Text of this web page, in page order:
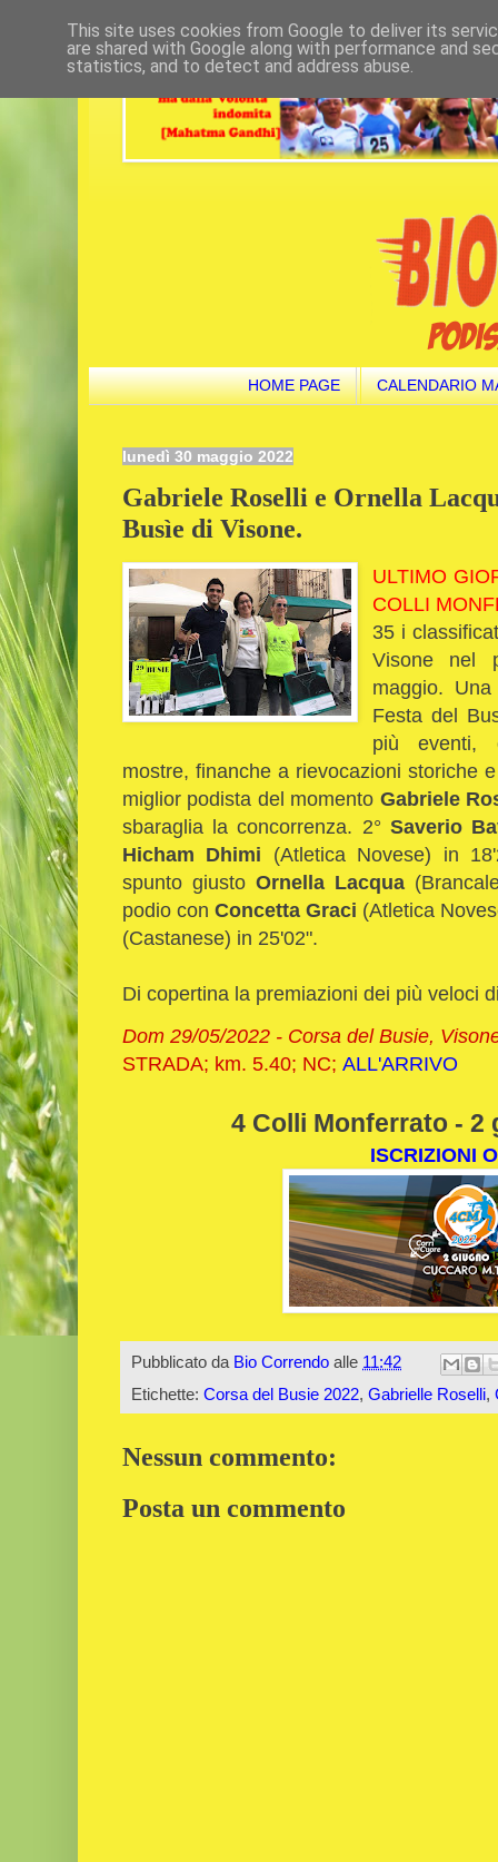
HOME PAGE CALENDARIO
lunedì 30 maggio 2022
Gabriele Roselli e Ornella
Busìe di Visone.
ULTIMO
COLLI
35 i
Visone nel
maggio.
Festa del
più eventi,
mostre, finanche a rievocazioni storiche
miglior podista del momento Gabriele
sbaraglia la concorrenza. 2° Saverio
Hicham Dhimi (Atletica Novese) in
spunto giusto Ornella Lacqua
podio con Concetta Graci (Atletica
(Castanese) in 25'02".
Di copertina la premiazioni dei più veloci
Dom 29/05/2022 - Corsa del Busie,
STRADA; km. 5.40; NC; ALL'ARRIVO
4 Colli Monferrato - 2
ISCRIZIONI
Pubblicato da Bio Correndo alle 11:42
Etichette: Corsa del Busie 2022, Gabrielle Roselli,
Nessun commento:
Posta un commento
This site uses cookies from Google to deliver its
are shared with Google along with performance and
statistics, and to detect and address abuse.